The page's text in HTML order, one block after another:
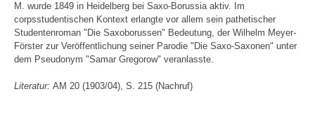
M. wurde 1849 in Heidelberg bei Saxo-Borussia aktiv. Im
corpsstudentischen Kontext erlangte vor allem sein pathetischer
Studentenroman "Die Saxoborussen" Bedeutung, der Wilhelm Meyer-
Förster zur Veröffentlichung seiner Parodie "Die Saxo-Saxonen" unter
dem Pseudonym "Samar Gregorow" veranlasste.
Literatur: AM 20 (1903/04), S. 215 (Nachruf)